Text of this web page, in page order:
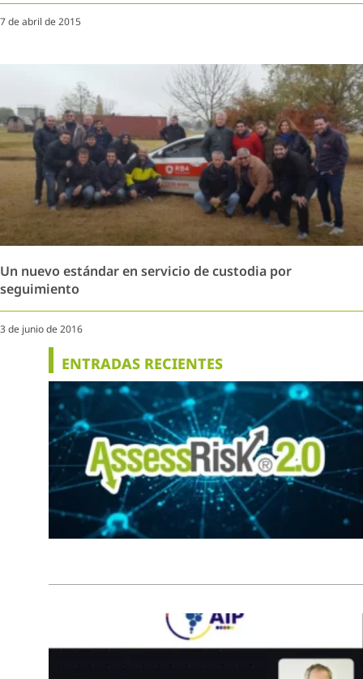
7 de abril de 2015
Un nuevo estándar en servicio de custodia por
seguimiento
3 de junio de 2016
ENTRADAS RECIENTES